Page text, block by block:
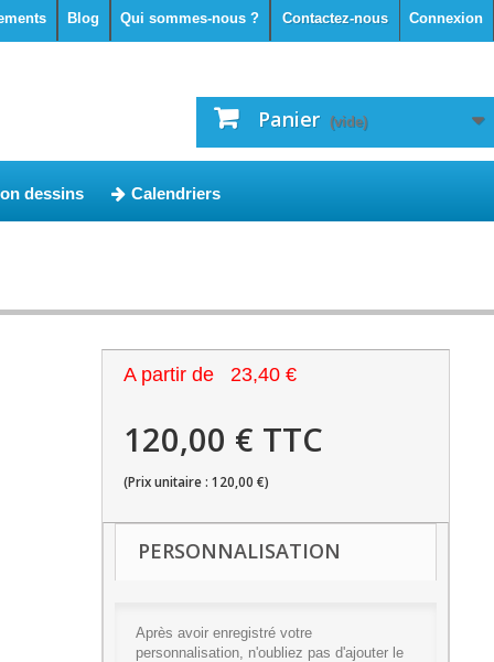
Connexion
Contactez-nous
Qui sommes-nous ?
Blog
Panier (vide)
dessins Calendriers
A partir de 23,40 €
120,00 € TTC
(Prix unitaire : 120,00 €)
PERSONNALISATION
Après avoir enregistré votre
personnalisation, n'oubliez pas d'ajouter le